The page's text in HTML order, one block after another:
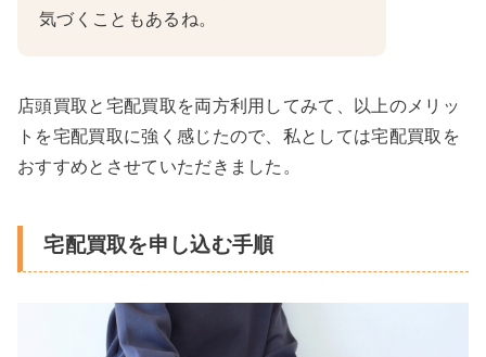
気づくこともあるね。
店頭買取と宅配買取を両方利用してみて、以上のメリッ
トを宅配買取に強く感じたので、私としては宅配買取を
おすすめとさせていただきました。
宅配買取を申し込む手順